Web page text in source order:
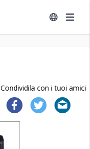
Condividila con i tuoi amici